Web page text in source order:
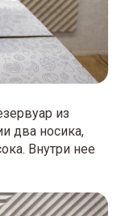
из
два носика,
Внутри нее